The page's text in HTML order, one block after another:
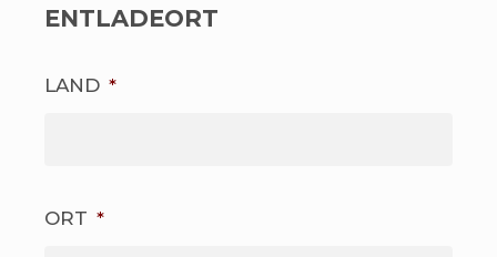
ENTLADEORT
LAND *
ORT *